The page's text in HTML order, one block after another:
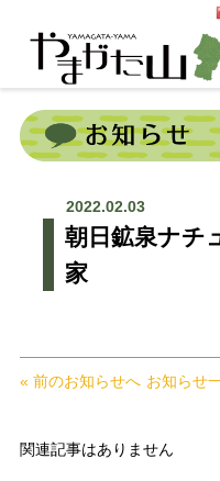
2022.02.03
朝日鉱泉ナチ
家
« 前のお知らせへ お知らせ
関連記事はありません